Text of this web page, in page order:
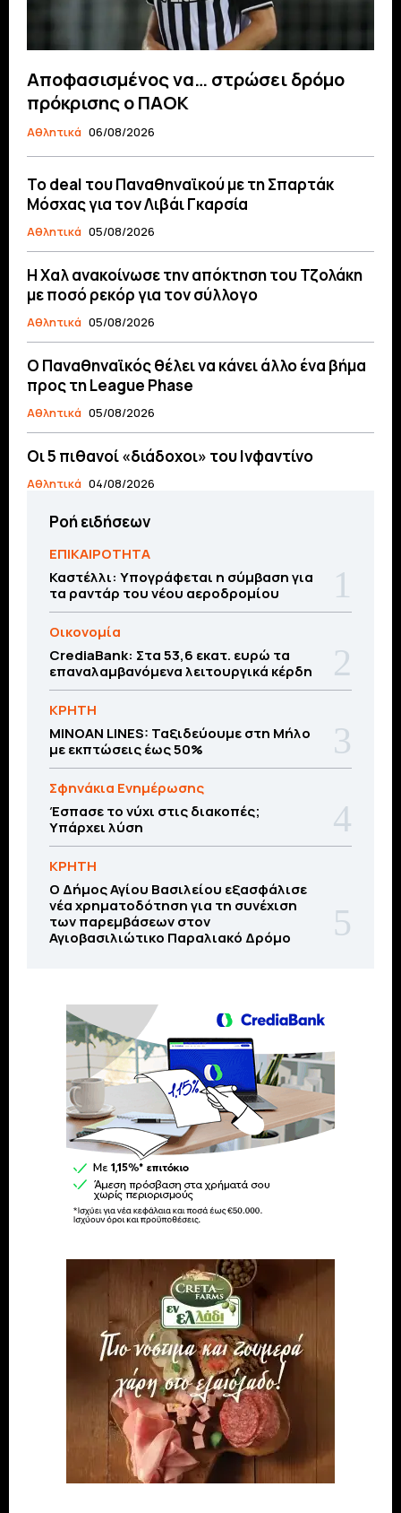
Αποφασισμένος να… στρώσει δρόμο
πρόκρισης ο ΠΑΟΚ
Αθλητικά 06/08/2026
Το deal του Παναθηναϊκού με τη Σπαρτάκ
Μόσχας για τον Λιβάι Γκαρσία
Αθλητικά 05/08/2026
Η Χαλ ανακοίνωσε την απόκτηση του Τζολάκη
με ποσό ρεκόρ για τον σύλλογο
Αθλητικά 05/08/2026
Ο Παναθηναϊκός θέλει να κάνει άλλο ένα βήμα
προς τη League Phase
Αθλητικά 05/08/2026
Οι 5 πιθανοί «διάδοχοι» του Ινφαντίνο
Αθλητικά 04/08/2026
Ροή ειδήσεων
ΕΠΙΚΑΙΡΟΤΗΤΑ
Καστέλλι: Υπογράφεται η σύμβαση για
τα ραντάρ του νέου αεροδρομίου
Οικονομία
CrediaBank: Στα 53,6 εκατ. ευρώ τα
επαναλαμβανόμενα λειτουργικά κέρδη
ΚΡΗΤΗ
MINOAN LINES: Ταξιδεύουμε στη Μήλο
με εκπτώσεις έως 50%
Σφηνάκια Ενημέρωσης
Έσπασε το νύχι στις διακοπές;
Υπάρχει λύση
ΚΡΗΤΗ
O Δήμος Αγίου Βασιλείου εξασφάλισε
νέα χρηματοδότηση για τη συνέχιση
των παρεμβάσεων στον
Αγιοβασιλιώτικο Παραλιακό Δρόμο